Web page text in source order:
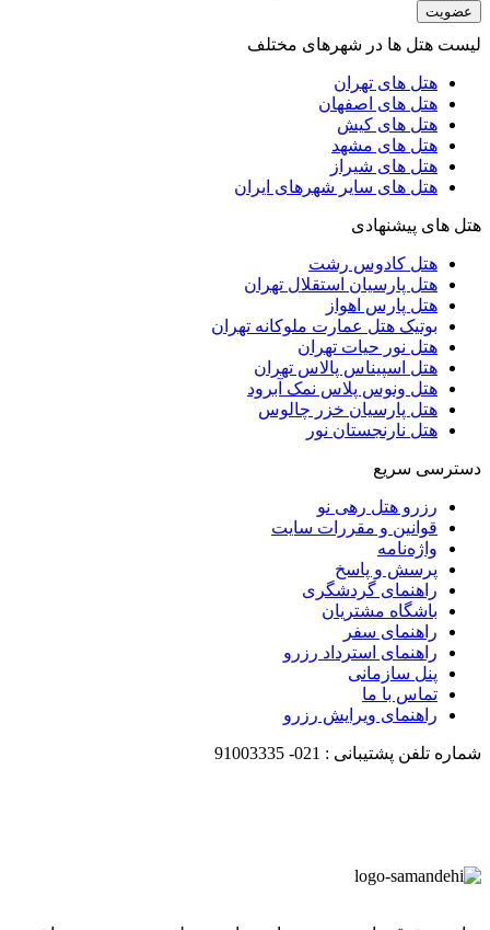
عضویت
لیست هتل ها در شهرهای مختلف
هتل های تهران
هتل های اصفهان
هتل های کیش
هتل های مشهد
هتل های شیراز
هتل های سایر شهرهای ایران
هتل های پیشنهادی
هتل کادوس رشت
هتل پارسیان استقلال تهران
هتل پارس اهواز
بوتیک هتل عمارت ملوکانه تهران
هتل نور حیات تهران
هتل اسپیناس پالاس تهران
هتل ونوس پلاس نمک آبرود
هتل پارسیان خزر چالوس
هتل نارنجستان نور
دسترسی سریع
رزرو هتل رهی نو
قوانین و مقررات سایت
واژه‌نامه
پرسش و پاسخ
راهنمای گردشگری
باشگاه مشتریان
راهنمای سفر
راهنمای استرداد رزرو
پنل سازمانی
تماس با ما
راهنمای ویرایش رزرو
شماره تلفن پشتیبانی : 021-
91003335